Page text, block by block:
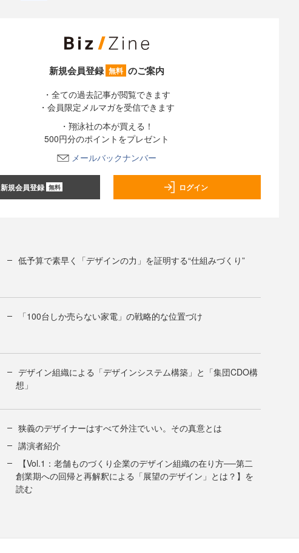
新規会員登録 無料 のご案内
・全ての過去記事が閲覧できます
・会員限定メルマガを受信できます
・翔泳社の本が買える！
500円分のポイントをプレゼント
メールバックナンバー
新規会員登録 無料 ログイン
低予算で素早く「デザインの力」を証明する“仕組みづくり”
「100台しか売らない家電」の戦略的な位置づけ
デザイン組織による「デザインシステム構築」と「集団CDO構
想」
狭義のデザイナーはすべて外注でいい。その真意とは
講演者紹介
【Vol.1：老舗ものづくり企業のデザイン組織の在り方──第二
創業期への回帰と再解釈による「展望のデザイン」とは？】を
読む